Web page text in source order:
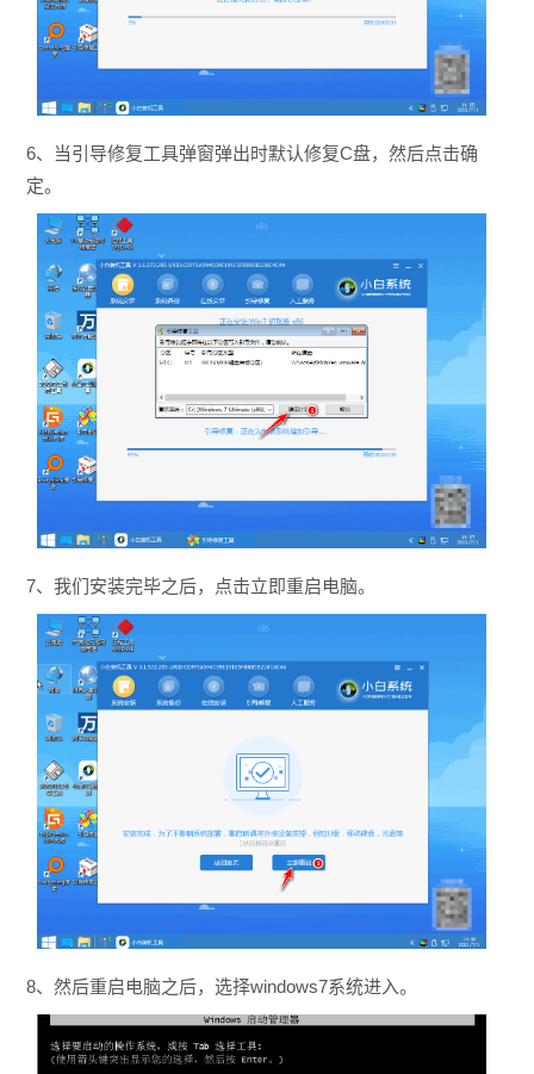
6、当引导修复工具弹窗弹出时默认修复C盘，然后点击确
定。
7、我们安装完毕之后，点击立即重启电脑。
8、然后重启电脑之后，选择windows7系统进入。